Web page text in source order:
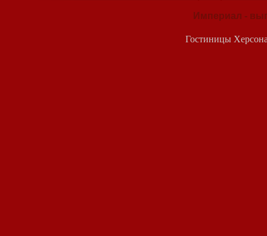
Империал -
Гостиницы